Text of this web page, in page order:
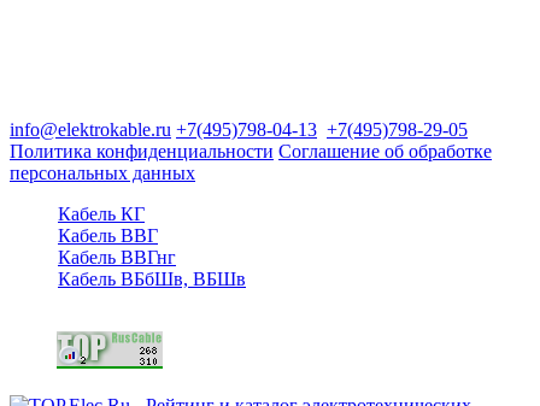
info@elektrokable.ru +7(495)798-04-13 +7(495)798-29-05
Политика конфиденциальности Соглашение об обработке
персональных данных
Кабель КГ
Кабель ВВГ
Кабель ВВГнг
Кабель ВБбШв, ВБШв